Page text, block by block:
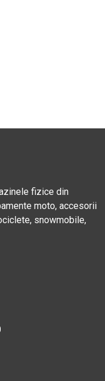
fizice din
moto, accesorii
snowmobile,